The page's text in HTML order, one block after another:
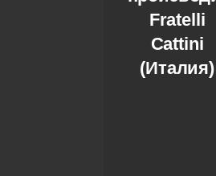
Fratelli
Cattini
(Италия)